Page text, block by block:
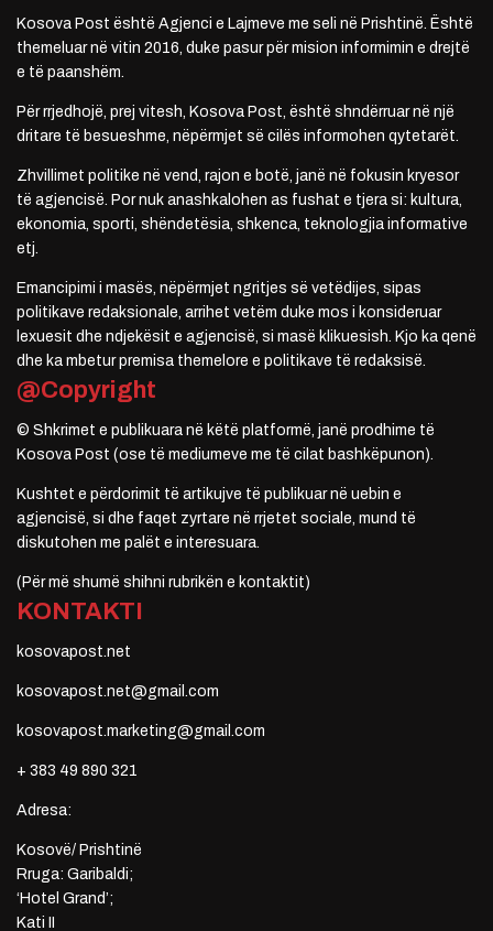
Kosova Post është Agjenci e Lajmeve me seli në Prishtinë. Është
themeluar në vitin 2016, duke pasur për mision informimin e drejtë
e të paanshëm.
Për rrjedhojë, prej vitesh, Kosova Post, është shndërruar në një
dritare të besueshme, nëpërmjet së cilës informohen qytetarët.
Zhvillimet politike në vend, rajon e botë, janë në fokusin kryesor
të agjencisë. Por nuk anashkalohen as fushat e tjera si: kultura,
ekonomia, sporti, shëndetësia, shkenca, teknologjia informative
etj.
Emancipimi i masës, nëpërmjet ngritjes së vetëdijes, sipas
politikave redaksionale, arrihet vetëm duke mos i konsideruar
lexuesit dhe ndjekësit e agjencisë, si masë klikuesish. Kjo ka qenë
dhe ka mbetur premisa themelore e politikave të redaksisë.
@Copyright
© Shkrimet e publikuara në këtë platformë, janë prodhime të
Kosova Post (ose të mediumeve me të cilat bashkëpunon).
Kushtet e përdorimit të artikujve të publikuar në uebin e
agjencisë, si dhe faqet zyrtare në rrjetet sociale, mund të
diskutohen me palët e interesuara.
(Për më shumë shihni rubrikën e kontaktit)
KONTAKTI
kosovapost.net
kosovapost.net@gmail.com
kosovapost.marketing@gmail.com
+ 383 49 890 321
Adresa:
Kosovë/ Prishtinë
Rruga: Garibaldi;
‘Hotel Grand’;
Kati II